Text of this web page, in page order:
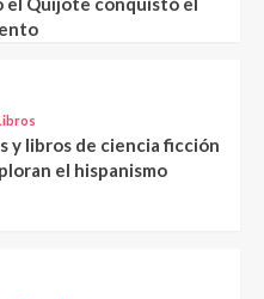
y libros de ciencia ficción
el hispanismo